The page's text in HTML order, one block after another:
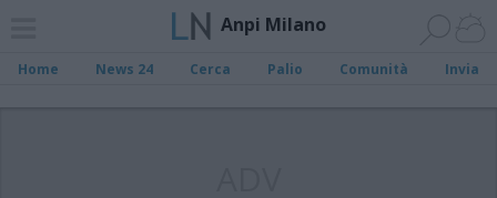
Anpi Milano
Home News 24 Cerca Palio Comunità Invia